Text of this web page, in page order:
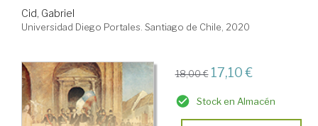
Cid, Gabriel
Universidad Diego Portales. Santiago de Chile, 2020
18,00 € 17,10 €
Stock en Almacén